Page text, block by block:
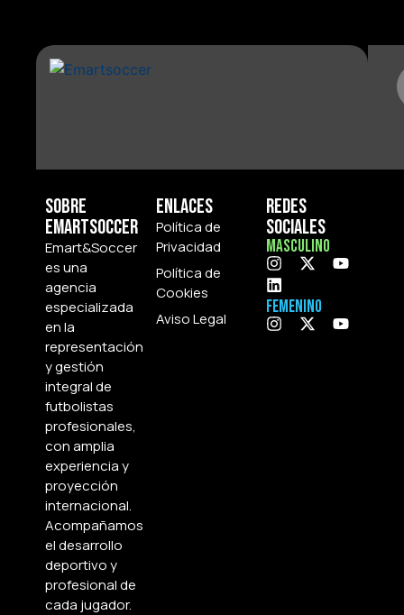
Sobre
Emartsoccer
Emart&Soccer
es una
agencia
especializada
en la
representación
y gestión
integral de
futbolistas
profesionales,
con amplia
experiencia y
proyección
internacional.
Acompañamos
el desarrollo
deportivo y
profesional de
cada jugador.
Enlaces
Política de
Privacidad
Política de
Cookies
Aviso Legal
Redes
Sociales
Masculino
Femenino